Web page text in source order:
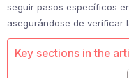
seguir pasos específicos
asegurándose de verificar
Key sections in the